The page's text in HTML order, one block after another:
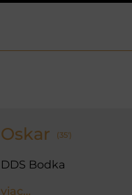
Oskar (35')
DDS Bodka
viac…